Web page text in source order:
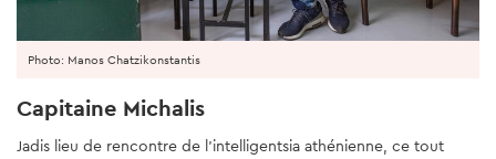
Capitaine Michalis
Jadis lieu de rencontre de l’intelligentsia athénienne, ce tout
Photo: Manos Chatzikonstantis